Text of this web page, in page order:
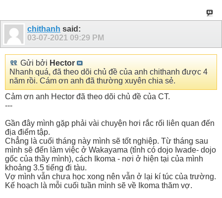
chithanh said:
03-07-2021 09:29 PM
Gửi bởi Hector
Nhanh quá, đã theo dõi chủ đề của anh chithanh được 4
năm rồi. Cám ơn anh đã thường xuyên chia sẻ.
Cảm ơn anh Hector đã theo dõi chủ đề của CT.
---
Gần đây mình gặp phải vài chuyện hơi rắc rối liên quan đến
địa điểm tập.
Chẳng là cuối tháng này mình sẽ tốt nghiệp. Từ tháng sau
mình sẽ đến làm việc ở Wakayama (tỉnh có dojo Iwade- dojo
gốc của thầy mình), cách Ikoma - nơi ở hiện tại của mình
khoảng 3.5 tiếng đi tàu.
Vợ mình vẫn chưa học xong nên vẫn ở lại kí túc của trường.
Kế hoạch là mỗi cuối tuần mình sẽ về Ikoma thăm vợ.